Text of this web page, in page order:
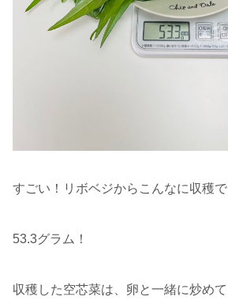
すごい！リボベジからこんなに収穫で
53.3グラム！
収穫した空芯菜は、卵と一緒に炒めて